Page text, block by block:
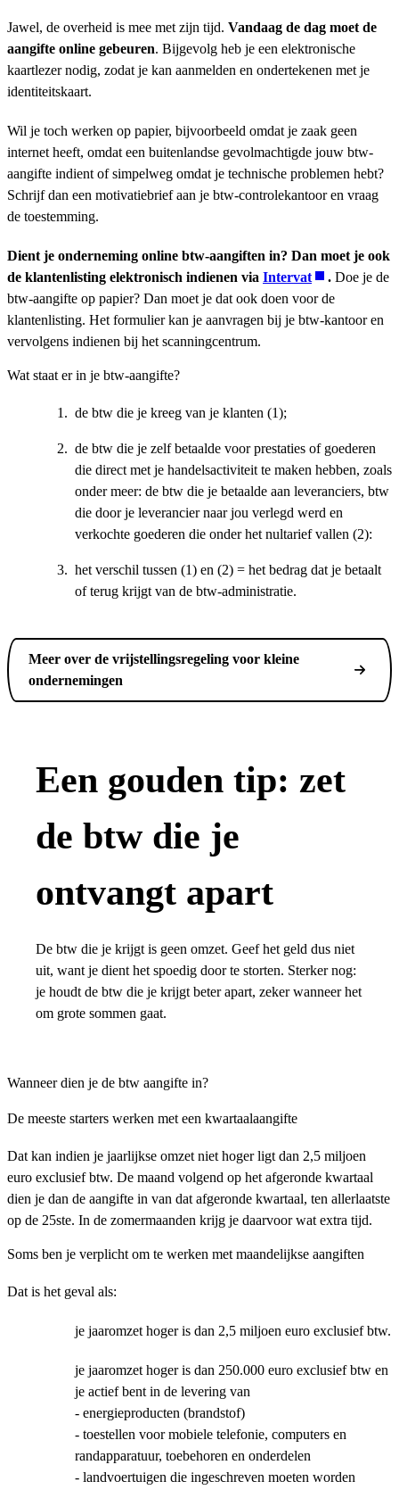
Jawel, de overheid is mee met zijn tijd. Vandaag de dag moet de
aangifte online gebeuren. Bijgevolg heb je een elektronische
kaartlezer nodig, zodat je kan aanmelden en ondertekenen met je
identiteitskaart.
Wil je toch werken op papier, bijvoorbeeld omdat je zaak geen
internet heeft, omdat een buitenlandse gevolmachtigde jouw btw-
aangifte indient of simpelweg omdat je technische problemen hebt?
Schrijf dan een motivatiebrief aan je btw-controlekantoor en vraag
de toestemming.
Dient je onderneming online btw-aangiften in? Dan moet je ook
de klantenlisting elektronisch indienen via Intervat . Doe je de
btw-aangifte op papier? Dan moet je dat ook doen voor de
klantenlisting. Het formulier kan je aanvragen bij je btw-kantoor en
vervolgens indienen bij het scanningcentrum.
Wat staat er in je btw-aangifte?
de btw die je kreeg van je klanten (1);
de btw die je zelf betaalde voor prestaties of goederen
die direct met je handelsactiviteit te maken hebben, zoals
onder meer: de btw die je betaalde aan leveranciers, btw
die door je leverancier naar jou verlegd werd en
verkochte goederen die onder het nultarief vallen (2):
het verschil tussen (1) en (2) = het bedrag dat je betaalt
of terug krijgt van de btw-administratie.
Meer over de vrijstellingsregeling voor kleine
ondernemingen
Een gouden tip: zet
de btw die je
ontvangt apart
De btw die je krijgt is geen omzet. Geef het geld dus niet
uit, want je dient het spoedig door te storten. Sterker nog:
je houdt de btw die je krijgt beter apart, zeker wanneer het
om grote sommen gaat.
Wanneer dien je de btw aangifte in?
De meeste starters werken met een kwartaalaangifte
Dat kan indien je jaarlijkse omzet niet hoger ligt dan 2,5 miljoen
euro exclusief btw. De maand volgend op het afgeronde kwartaal
dien je dan de aangifte in van dat afgeronde kwartaal, ten allerlaatste
op de 25ste. In de zomermaanden krijg je daarvoor wat extra tijd.
Soms ben je verplicht om te werken met maandelijkse aangiften
Dat is het geval als:
je jaaromzet hoger is dan 2,5 miljoen euro exclusief btw.
je jaaromzet hoger is dan 250.000 euro exclusief btw en
je actief bent in de levering van
- energieproducten (brandstof)
- toestellen voor mobiele telefonie, computers en
randapparatuur, toebehoren en onderdelen
- landvoertuigen die ingeschreven moeten worden